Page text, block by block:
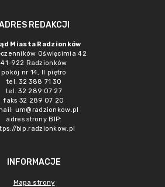
REDAKCJI
Miasta Radzionków
Oświęcimia 42
41-922 Radzionków
pokój nr 14, II piętro
tel. 32 388 71 30
tel. 32 289 07 27
faks 32 289 07 20
um@radzionkow.pl
adres strony BIP:
bip.radzionkow.pl
INFORMACJE
Mapa strony